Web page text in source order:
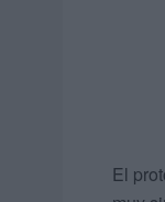
El